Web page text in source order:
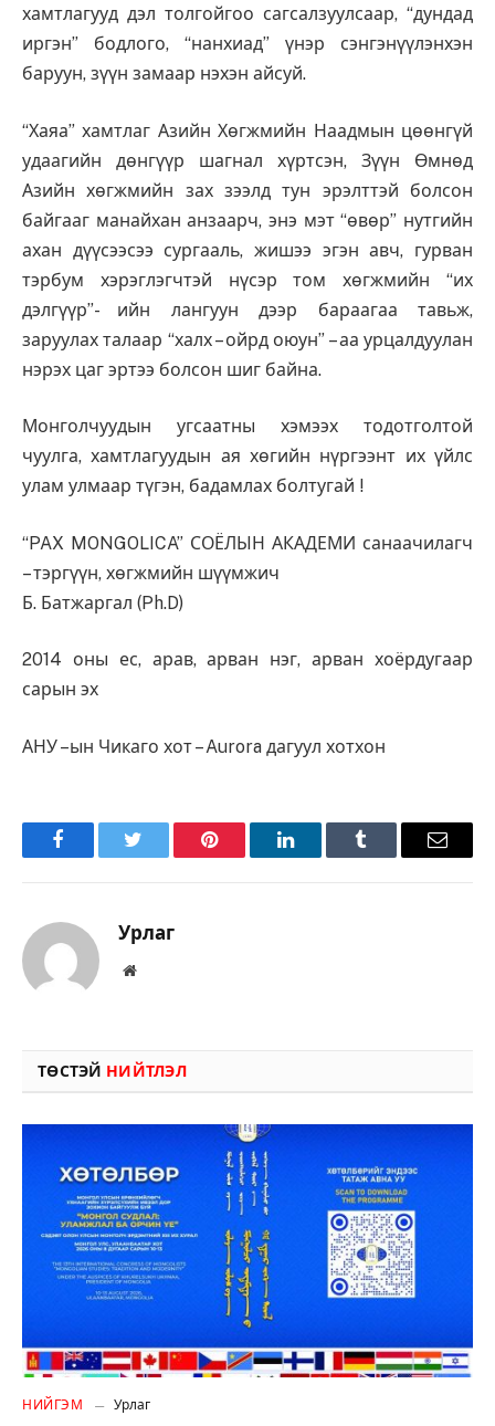
хамтлагууд дэл толгойгоо сагсалзуулсаар, “дундад
иргэн” бодлого, “нанхиад” үнэр сэнгэнүүлэнхэн
баруун, зүүн замаар нэхэн айсуй.
“Хаяа” хамтлаг Азийн Хөгжмийн Наадмын цөөнгүй
удаагийн дөнгүүр шагнал хүртсэн, Зүүн Өмнөд
Азийн хөгжмийн зах зээлд тун эрэлттэй болсон
байгааг манайхан анзаарч, энэ мэт “өвөр” нутгийн
ахан дүүсээсээ сургааль, жишээ эгэн авч, гурван
тэрбум хэрэглэгчтэй нүсэр том хөгжмийн “их
дэлгүүр”- ийн лангуун дээр бараагаа тавьж,
заруулах талаар “халх – ойрд оюун” – аа урцалдуулан
нэрэх цаг эртээ болсон шиг байна.
Монголчуудын угсаатны хэмээх тодотголтой
чуулга, хамтлагуудын ая хөгийн нүргээнт их үйлс
улам улмаар түгэн, бадамлах болтугай !
“PAX MONGOLICA” СОЁЛЫН АКАДЕМИ санаачилагч
– тэргүүн, хөгжмийн шүүмжич
Б. Батжаргал (Ph.D)
2014 оны ес, арав, арван нэг, арван хоёрдугаар
сарын эх
АНУ –ын Чикаго хот – Aurora дагуул хотхон
FacebookTwitter Pinterest LinkedInTumblr Имэйл
Урлаг
Вэбсайт
ТӨСТЭЙ НИЙТЛЭЛ
НИЙГЭМ Урлаг